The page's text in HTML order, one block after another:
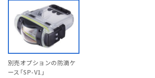
別売オプションの防滴ケ
ース「SP-V1」